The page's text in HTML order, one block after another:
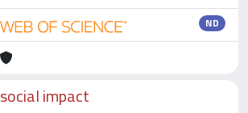
ND
social impact